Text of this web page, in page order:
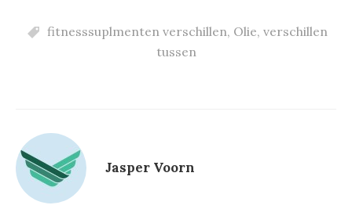
fitnesssuplmenten verschillen, Olie, verschillen
tussen
Jasper Voorn